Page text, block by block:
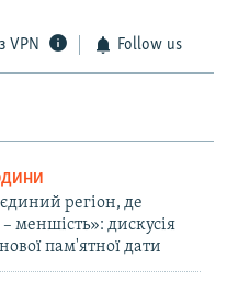
VPN Follow us
регіон, де
– меншість»: дискусія
пам'ятної дати